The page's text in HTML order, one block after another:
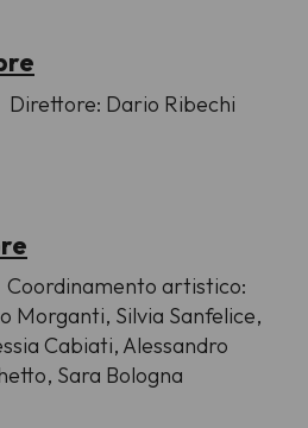
Dario Ribechi
Coordinamento artistico:
Morganti, Silvia Sanfelice,
Cabiati, Alessandro
Sara Bologna